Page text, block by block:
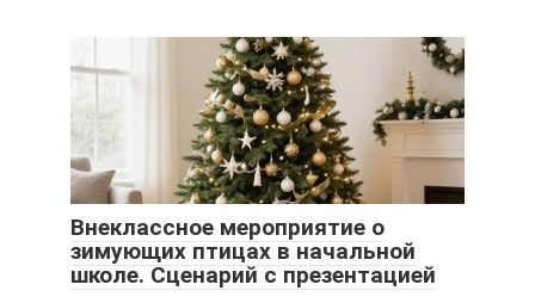
Внеклассное мероприятие о
зимующих птицах в начальной
школе. Сценарий с презентацией